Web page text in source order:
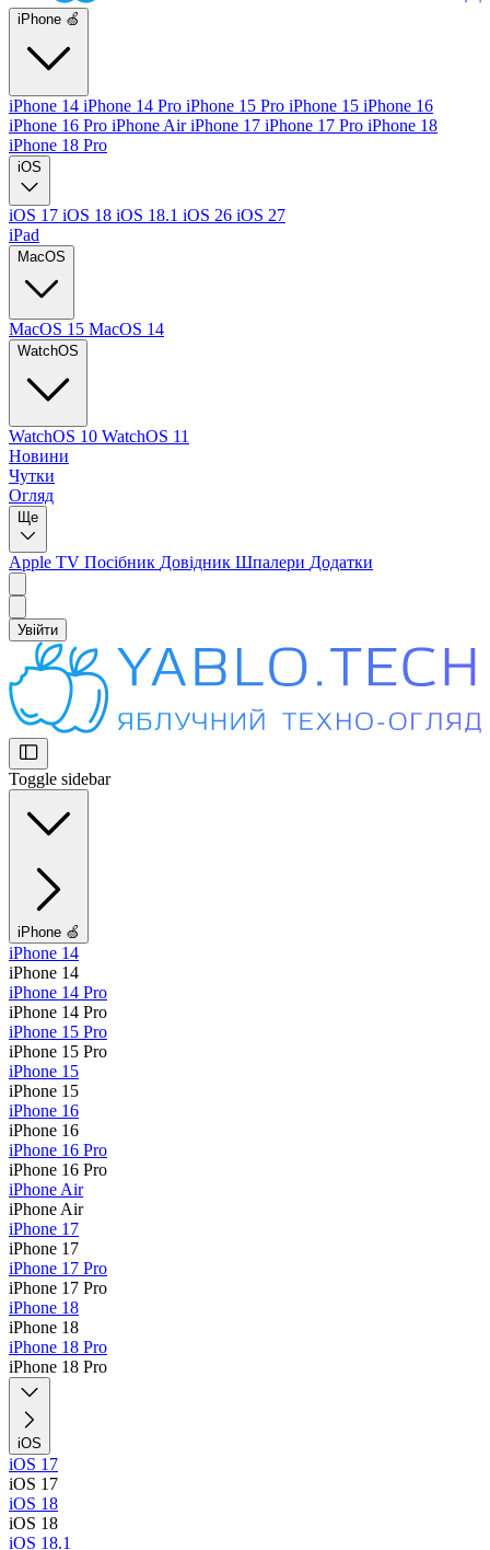
iPhone 🍏
iPhone 14 iPhone 14 Pro iPhone 15 Pro iPhone 15 iPhone 16
iPhone 16 Pro iPhone AiriPhone 17 iPhone 17 Pro iPhone 18
iPhone 18 Pro
iOS
iOS 17 iOS 18 iOS 18.1 iOS 26 iOS 27
iPad
MacOS
MacOS 15 MacOS 14
WatchOS
WatchOS 10 WatchOS 11
Новини
Чутки
Огляд
Ще
Apple TV Посібник Довідник Шпалери Додатки
Увійти
Toggle sidebar
iPhone 🍏
iPhone 14
iPhone 14
iPhone 14 Pro
iPhone 14 Pro
iPhone 15 Pro
iPhone 15 Pro
iPhone 15
iPhone 15
iPhone 16
iPhone 16
iPhone 16 Pro
iPhone 16 Pro
iPhone Air
iPhone Air
iPhone 17
iPhone 17
iPhone 17 Pro
iPhone 17 Pro
iPhone 18
iPhone 18
iPhone 18 Pro
iPhone 18 Pro
iOS
iOS 17
iOS 17
iOS 18
iOS 18
iOS 18.1